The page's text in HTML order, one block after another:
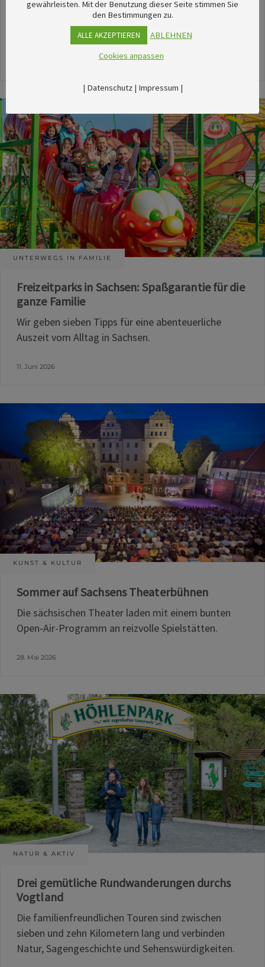
stimmungsvolle Veranstaltungen im August
herausgesucht.
UNTERWEGS IN FAMILIE
Freizeitparks in Sachsen: Spaßgarantie für die
ganze Familie
Wir geben sieben Tipps für eine abenteuerliche
Auszeit vom Alltag in Sachsen.
11. Juni 2026
KUNST & KULTUR
Sommer auf Sachsens Theaterbühnen
Die sächsischen Theater laden mit einem bunten
Open-Air-Programm an reizvolle Spielstätten.
28. Mai 2026
NATUR & AKTIV
Drei gemütliche Rundwanderungen durchs
Vogtland
Die familienfreundlichen Touren sind zwischen
sieben und zehn Kilometern lang und verbinden
Natur, Sagengeschichte und Sehenswürdigkeiten.
gewährleisten. Mit der Benutzung dieser Seite stimmen Sie
den Bestimmungen zu.
ALLE AKZEPTIEREN
ABLEHNEN
Cookies anpassen
| Datenschutz| Impressum |